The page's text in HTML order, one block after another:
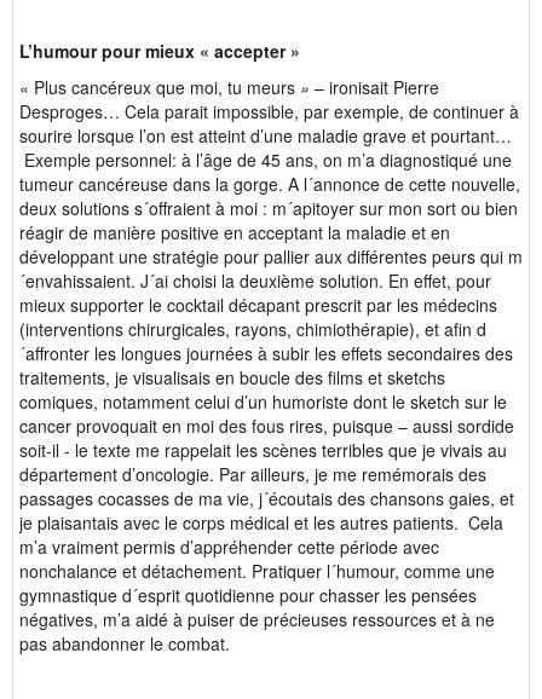
L’humour pour mieux « accepter »
« Plus cancéreux que moi, tu meurs » – ironisait Pierre
Desproges… Cela parait impossible, par exemple, de continuer à
sourire lorsque l’on est atteint d’une maladie grave et pourtant…
Exemple personnel: à l’âge de 45 ans, on m’a diagnostiqué une
tumeur cancéreuse dans la gorge. A l´annonce de cette nouvelle,
deux solutions s´offraient à moi : m´apitoyer sur mon sort ou bien
réagir de manière positive en acceptant la maladie et en
développant une stratégie pour pallier aux différentes peurs qui m
´envahissaient. J´ai choisi la deuxième solution. En effet, pour
mieux supporter le cocktail décapant prescrit par les médecins
(interventions chirurgicales, rayons, chimiothérapie), et afin d
´affronter les longues journées à subir les effets secondaires des
traitements, je visualisais en boucle des films et sketchs
comiques, notamment celui d’un humoriste dont le sketch sur le
cancer provoquait en moi des fous rires, puisque – aussi sordide
soit-il - le texte me rappelait les scènes terribles que je vivais au
département d’oncologie. Par ailleurs, je me remémorais des
passages cocasses de ma vie, j´écoutais des chansons gaies, et
je plaisantais avec le corps médical et les autres patients. Cela
m’a vraiment permis d’appréhender cette période avec
nonchalance et détachement. Pratiquer l´humour, comme une
gymnastique d´esprit quotidienne pour chasser les pensées
négatives, m’a aidé à puiser de précieuses ressources et à ne
pas abandonner le combat.